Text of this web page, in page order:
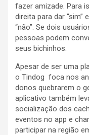
fazer amizade. Para
direita para dar “sim”
“não”. Se dois
pessoas podem
seus bichinhos.
Apesar de ser uma
o Tindog foca nos
donos quebrarem o
aplicativo também
socialização dos
eventos no app e
participar na região